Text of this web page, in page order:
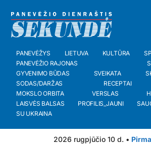
PANEVĖŽYS LIETUVA KULTŪRA
PANEVĖŽIO RAJONAS
GYVENIMO BŪDAS
SVEIKATA
SODAS/DARŽAS
RECEPTAI
MOKSLO ORBITA
VERSLAS
LAISVĖS BALSAS
PROFILIS_JAUNI
SU UKRAINA
2026 rugpjūčio 10 d. •